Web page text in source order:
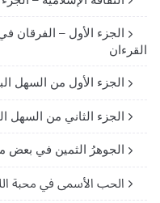
الجزء الأول –
القرءان
الجزء الأول من السهل
الجزء الثاني من السهل
الجوهرُ الثمين في بعض
الحب الأسمى في محبة